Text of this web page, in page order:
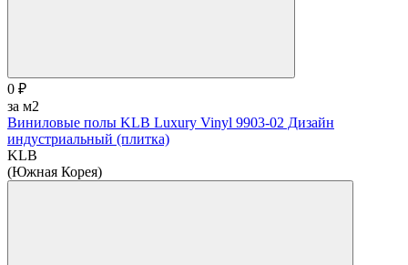
0 ₽
за м2
Виниловые полы KLB Luxury Vinyl 9903-02 Дизайн
индустриальный (плитка)
KLB
(Южная Корея)